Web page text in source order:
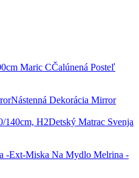
Čalúnená Posteľ
Nástenná Dekorácia Mirror
Detský Matrac Svenja
Miska Na Mydlo Melrina -